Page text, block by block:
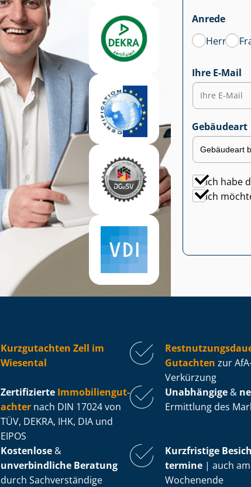
Anrede
Herr
Ihre E-Mail
Gebäudeart
Ich habe
Ich
Kurzgutachten Zell im
Wiesental
Gutachten zur
Verkürzung
Zertifizierte Im­mo­bi­li­en­gut­
ach­ter nach DIN 17024 von
TÜV, DEKRA, IHK, DIA und
EIPOS
Unabhängige &
Ermittlung des
Kostenlose &
unverbindliche Beratung
durch Sachverständige
Kurzfristige
ter­mi­ne | auch am
Wochenende